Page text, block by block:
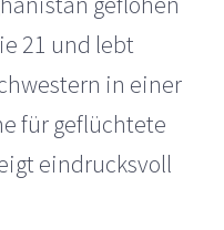
21 und lebt
in einer
für geflüchtete
eindrucksvoll